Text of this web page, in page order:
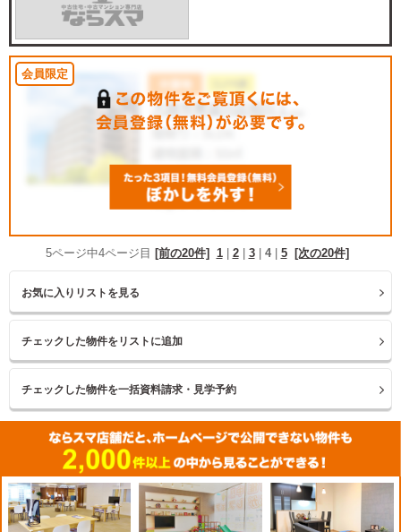
5ページ中4ページ目 [前の20件] 1| 2| 3| 4| 5 [次の20件]
お気に入りリストを見る